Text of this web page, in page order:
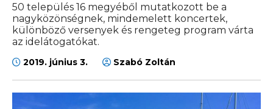
50 település 16 megyéből mutatkozott be a
nagyközönségnek, mindemelett koncertek,
különböző versenyek és rengeteg program várta
az idelátogatókat.
2019. június 3. Szabó Zoltán